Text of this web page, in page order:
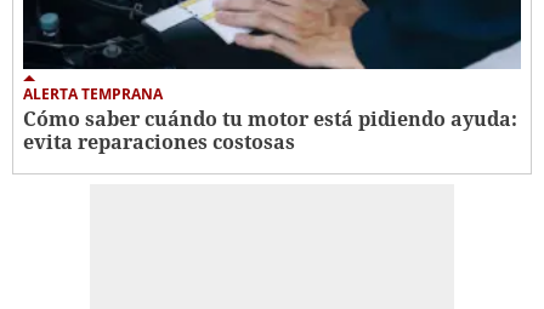
ALERTA TEMPRANA
Cómo saber cuándo tu motor está pidiendo ayuda:
evita reparaciones costosas